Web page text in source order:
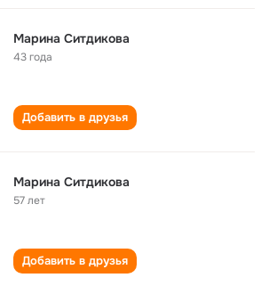
Марина Ситдикова
43 года
Добавить в друзья
Марина Ситдикова
57 лет
Добавить в друзья